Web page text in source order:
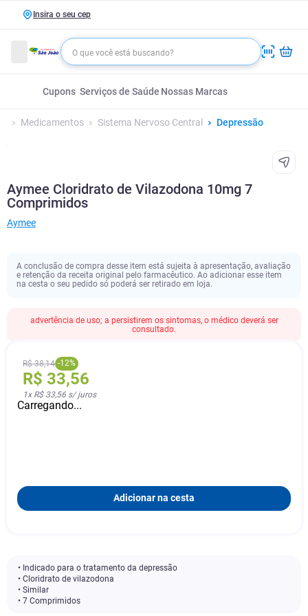
Insira o seu cep
Cupons Serviços de Saúde Nossas Marcas
Medicamentos Sistema Nervoso Central Depressão
Aymee Cloridrato de Vilazodona 10mg 7
Comprimidos
Aymee
A conclusão de compra desse item está sujeita à apresentação, avaliação
e retenção da receita original pelo farmacêutico. Ao adicionar esse item
na cesta o seu pedido só poderá ser retirado em loja.
advertência de uso; a persistirem os sintomas, o médico deverá ser
consultado.
R$ 38,14 -12%
R$ 33,56
1x R$ 33,56 s/ juros
Carregando...
Adicionar na cesta
• Indicado para o tratamento da depressão
• Cloridrato de vilazodona
• Similar
• 7 Comprimidos